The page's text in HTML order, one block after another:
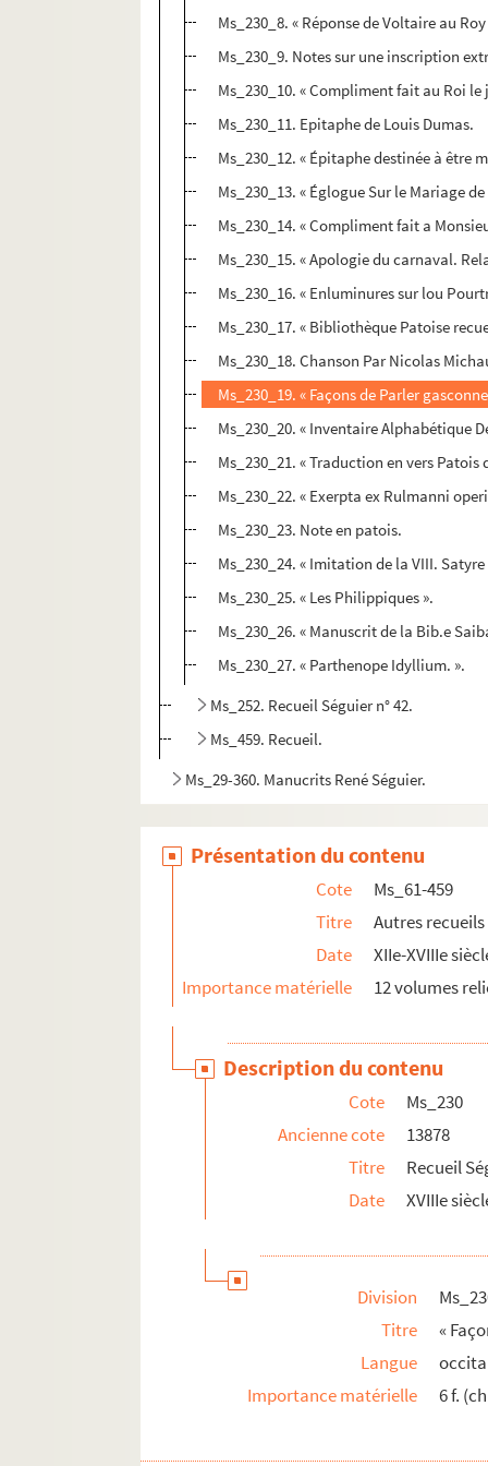
Ms_230_8. « Réponse de Voltaire au
Ms_230_9. Notes sur une inscription
Ms_230_10. « Compliment fait au Roi
Ms_230_11. Epitaphe de Louis Dumas.
Ms_230_12. « Épitaphe destinée à être
Ms_230_13. « Églogue Sur le Mariage
Ms_230_14. « Compliment fait a
Ms_230_15. « Apologie du carnaval.
Ms_230_16. « Enluminures sur lou
Ms_230_17. « Bibliothèque Patoise
Ms_230_18. Chanson Par Nicolas
Ms_230_19. « Façons de Parler
Ms_230_20. « Inventaire Alphabétique
Ms_230_21. « Traduction en vers
Ms_230_22. « Exerpta ex Rulmanni
Ms_230_23. Note en patois.
Ms_230_24. « Imitation de la VIII.
Ms_230_25. « Les Philippiques ».
Ms_230_26. « Manuscrit de la Bib.e
Ms_230_27. « Parthenope Idyllium. ».
Ms_252. Recueil Séguier n° 42.
Ms_459. Recueil.
Ms_29-360. Manucrits René Séguier.
Présentation du contenu
Cote
Ms_61-459
Titre
Autres
Date
XIIe-XVIIIe
Importance matérielle
12 volumes
Description du contenu
Cote
Ms_230
Ancienne cote
13878
Titre
Recueil
Date
XVIIIe
Division
Titre
«
Langue
Importance matérielle
6 f.